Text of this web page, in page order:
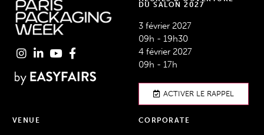
DU SALON 2027
3 février 2027
09h - 19h30
4 février 2027
09h - 17h
ACTIVER LE RAPPEL
VENUE CORPORATE